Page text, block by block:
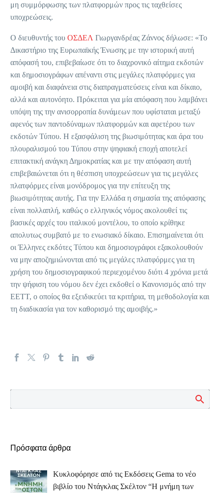
μη συμμόρφωσης των πλατφορμών προς τις ταχθείσες
υποχρεώσεις.
Ο διευθυντής του ΟΣΔΕΛ Γιωργανδρέας Ζάννος δήλωσε: «Το
Δικαστήριο της Ευρωπαϊκής Ένωσης με την ιστορική αυτή
απόφασή του, επιβεβαίωσε ότι το διαχρονικό αίτημα εκδοτών
και δημοσιογράφων απέναντι στις μεγάλες πλατφόρμες για
αμοιβή και διαφάνεια στις διαπραγματεύσεις είναι και δίκαιο,
αλλά και αυτονόητο. Πρόκειται για μία απόφαση που λαμβάνει
υπόψη της την ανισορροπία δυνάμεων που υφίσταται μεταξύ
αφενός των παντοδύναμων πλατφορμών και αφετέρου των
εκδοτών Τύπου. Η εξασφάλιση της βιωσιμότητας και άρα του
πλουραλισμού του Τύπου στην ψηφιακή εποχή αποτελεί
επιτακτική ανάγκη Δημοκρατίας και με την απόφαση αυτή
επιβεβαιώνεται ότι η θέσπιση υποχρεώσεων για τις μεγάλες
πλατφόρμες είναι μονόδρομος για την επίτευξη της
βιωσιμότητας αυτής. Για την Ελλάδα η σημασία της απόφασης
είναι πολλαπλή, καθώς ο ελληνικός νόμος ακολουθεί τις
βασικές αρχές του ιταλικού μοντέλου, το οποίο κρίθηκε
απολυτως συμβατό με το ενωσιακό δίκαιο. Επισημαίνεται ότι
οι Έλληνες εκδότες Τύπου και δημοσιογράφοι εξακολουθούν
να μην αποζημιώνονται από τις μεγάλες πλατφόρμες για τη
χρήση του δημοσιογραφικού περιεχομένου διότι 4 χρόνια μετά
την ψήφιση του νόμου δεν έχει εκδοθεί ο Κανονισμός από την
ΕΕΤΤ, ο οποίος θα εξειδικεύει τα κριτήρια, τη μεθοδολογία και
τη διαδικασία για τον καθορισμό της αμοιβής.»
Πρόσφατα άρθρα
Κυκλοφόρησε από τις Εκδόσεις Gema το νέο
βιβλίο του Ντάγκλας Σκέλτον “Η μνήμη των